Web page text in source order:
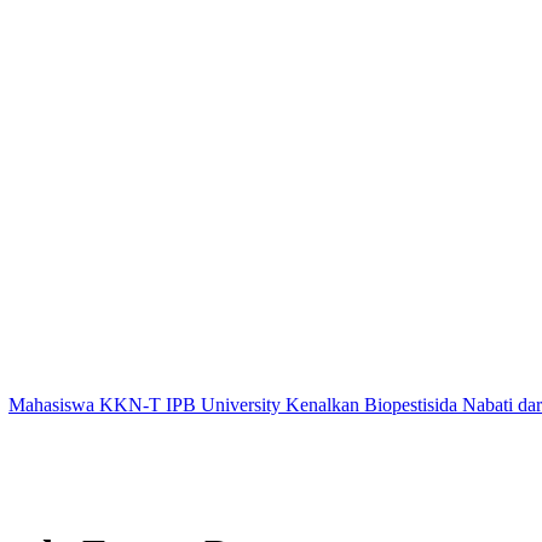
KKN-T IPB University Kenalkan Biopestisida Nabati dari Daun